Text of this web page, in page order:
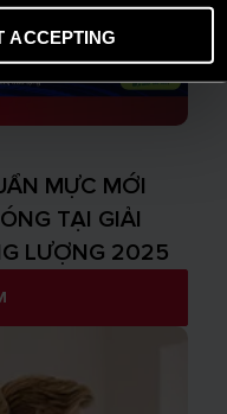
ACCEPTING
MỰC MỚI
TẠI GIẢI
LƯỢNG 2025